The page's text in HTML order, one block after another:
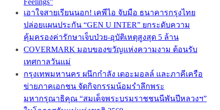
Feelings”
เอาใจสายเรียนนอก! เคพีไอ จับมือ ธนาคารกรุงไทย
ปล่อยแผนประกัน “GEN U INTER” ยกระดับความ
คุ้มครองค่ารักษาเจ็บป่วย-อุบัติเหตุสูงสุด 5 ล้าน
COVERMARK มอบของขวัญแห่งความงาม ต้อนรับ
เทศกาลวันแม่
กรุงเทพมหานคร ผนึกกำลัง เดอะมอลล์ และภาคีเครือ
ข่ายภาคเอกชน จัดกิจกรรมน้อมรำลึกพระ
มหากรุณาธิคุณ “สมเด็จพระบรมราชชนนีพันปีหลวงฯ”